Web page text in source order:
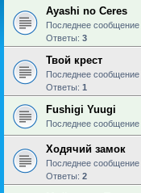
Ayashi no Ceres
Последнее сообщение
Ответы: 3
Твой крест
Последнее сообщение
Ответы: 1
Fushigi Yuugi
Последнее сообщение
Ходячий замок
Последнее сообщение
Ответы: 2